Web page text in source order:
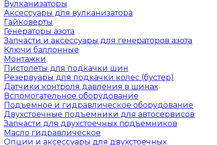
Вулканизаторы
Аксессуары для вулканизатора
Гайковерты
Генераторы азота
Запчасти и аксессуары для генераторов азота
Ключи баллонные
Монтажки
Пистолеты для подкачки шин
Резервуары для подкачки колес (бустер)
Датчики контроля давления в шинах
Вспомогательное оборудование
Подъемное и гидравлическое оборудование
Двухстоечные подъемники для автосервисов
Запчасти для двухстоечных подъемников
Масло гидравлическое
Опции и аксессуары для двухстоечных